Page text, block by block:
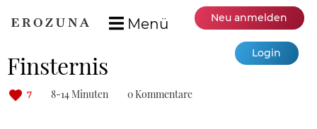
Menü Neu anmelden
Login
Finsternis
7 8-14 Minuten 0 Kommentare